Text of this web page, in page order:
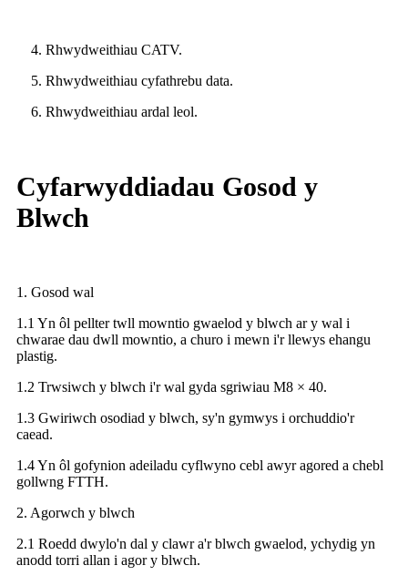
4. Rhwydweithiau CATV.
5. Rhwydweithiau cyfathrebu data.
6. Rhwydweithiau ardal leol.
Cyfarwyddiadau Gosod y
Blwch
1. Gosod wal
1.1 Yn ôl pellter twll mowntio gwaelod y blwch ar y wal i
chwarae dau dwll mowntio, a churo i mewn i'r llewys ehangu
plastig.
1.2 Trwsiwch y blwch i'r wal gyda sgriwiau M8 × 40.
1.3 Gwiriwch osodiad y blwch, sy'n gymwys i orchuddio'r
caead.
1.4 Yn ôl gofynion adeiladu cyflwyno cebl awyr agored a chebl
gollwng FTTH.
2. Agorwch y blwch
2.1 Roedd dwylo'n dal y clawr a'r blwch gwaelod, ychydig yn
anodd torri allan i agor y blwch.